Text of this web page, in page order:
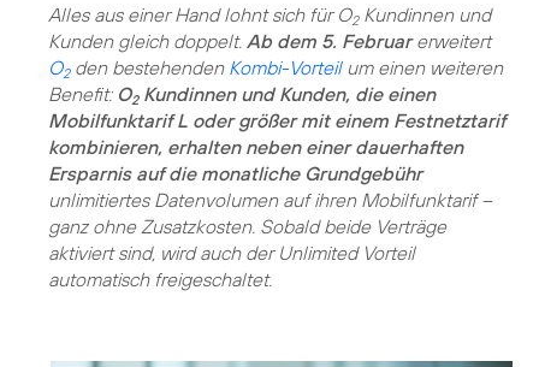
Alles aus einer Hand lohnt sich für O2Kundinnen und
Kunden gleich doppelt. Ab dem 5. Februarerweitert
O2den bestehenden Kombi-Vorteilum einen weiteren
Benefit: O2Kundinnen und Kunden, die einen
Mobilfunktarif L oder größer mit einem Festnetztarif
kombinieren, erhalten neben einer dauerhaften
Ersparnis auf die monatliche Grundgebühr
unlimitiertes Datenvolumen auf ihren Mobilfunktarif –
ganz ohne Zusatzkosten. Sobald beide Verträge
aktiviert sind, wird auch der Unlimited Vorteil
automatisch freigeschaltet.